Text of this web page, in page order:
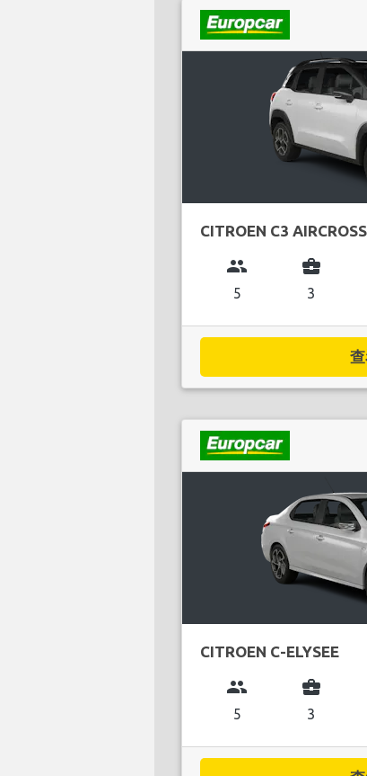
CITROEN C3 AIRCROSS
group
5
business_center
3
CITROEN C-ELYSEE
group
5
business_center
3